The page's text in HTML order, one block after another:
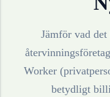
Jämför vad
Worker
betydligt